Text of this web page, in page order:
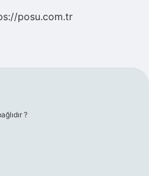
posu.com.tr
?